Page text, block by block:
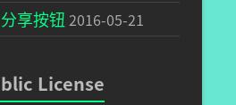
享按钮 2016-05-21
License